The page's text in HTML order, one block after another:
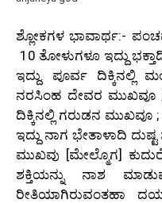
ಶ್ಲೋಕಗಳ ಭಾವಾರ್ಥ:-
10 ತೋಳುಗಳೂ ಇದ್ದು
ಇದ್ದು. ಪೂರ್ವ ದಿಕ್ಕಿನಲ್ಲಿ
ನರಸಿಂಹ ದೇವರ ಮುಖವೂ
ದಿಕ್ಕಿನಲ್ಲಿ ಗರುಡನ
ಇದ್ದು ನಾಗ ಭೇತಾಳಾದಿ
ಮುಖವು [ಮೇಲ್ಮೊಗ]
ಶಕ್ತಿಯನ್ನು ನಾಶ
ರೀತಿಯಾಗಿರುವಂತಹಾ